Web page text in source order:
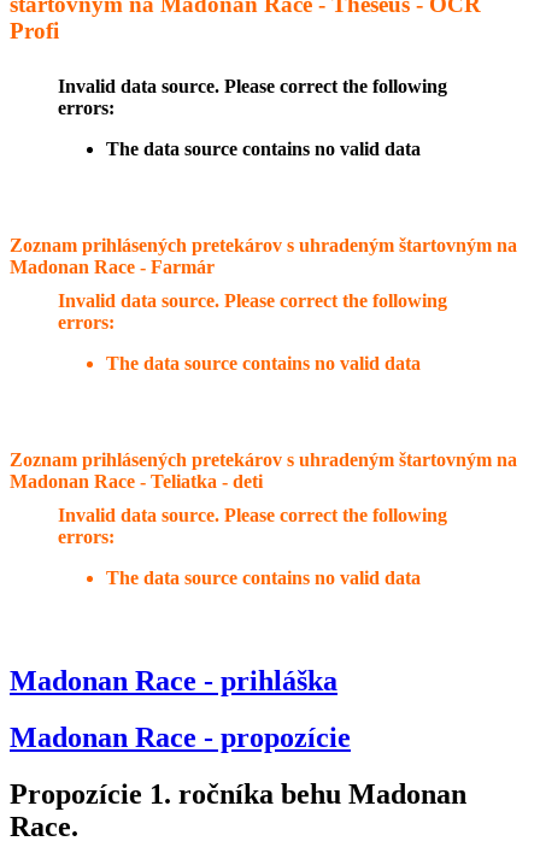
Profi
Invalid data source. Please correct the following
errors:
The data source contains no valid data
Zoznam prihlásených pretekárov s uhradeným štartovným na
Madonan Race - Farmár
Invalid data source. Please correct the following
errors:
The data source contains no valid data
Zoznam prihlásených pretekárov s uhradeným štartovným na
Madonan Race - Teliatka - deti
Invalid data source. Please correct the following
errors:
The data source contains no valid data
Madonan Race - prihláška
Madonan Race - propozície
Propozície 1. ročníka behu Madonan
Race.